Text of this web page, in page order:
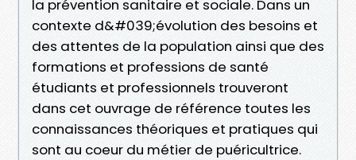
la prévention sanitaire et sociale. Dans un
contexte d&#039;évolution des besoins et
des attentes de la population ainsi que des
formations et professions de santé
étudiants et professionnels trouveront
dans cet ouvrage de référence toutes les
connaissances théoriques et pratiques qui
sont au coeur du métier de puéricultrice.